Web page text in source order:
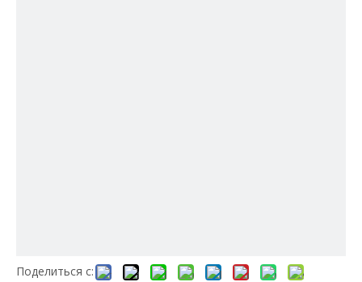
Поделиться с: